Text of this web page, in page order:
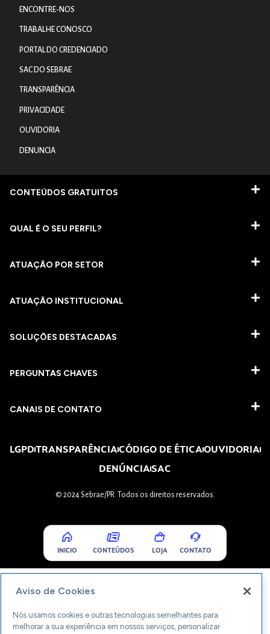
ENCONTRE-NOS
TRABALHE CONOSCO
PORTAL DO CREDENCIADO
SAC DO SEBRAE
TRANSPARÊNCIA
PRIVACIDADE
OUVIDORIA
DENUNCIA
CONTEÚDOS GRATUITOS
QUAL É O SEU PERFIL?
ATUAÇÃO POR SETOR
ATUAÇÃO INSTITUCIONAL
SOLUÇÕES DESTACADAS
PERGUNTAS CHAVES​
CANAIS DE CONTATO
LGPDTRANSPARÊNCIACÓDIGO DE ÉTICAOUVIDORIA
DENÚNCIASAC
© 2024 Sebrae/PR. Todos os direitos reservados.
INICIO CONTEÚDOS LOJA CONTATO
Aviso de Cookies
Nós usamos cookies e outras tecnologias semelhantes para
melhorar a sua experiência em nossos serviços, personalizar